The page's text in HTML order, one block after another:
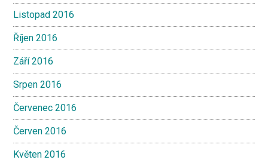
Listopad 2016
Říjen 2016
Září 2016
Srpen 2016
Červenec 2016
Červen 2016
Květen 2016